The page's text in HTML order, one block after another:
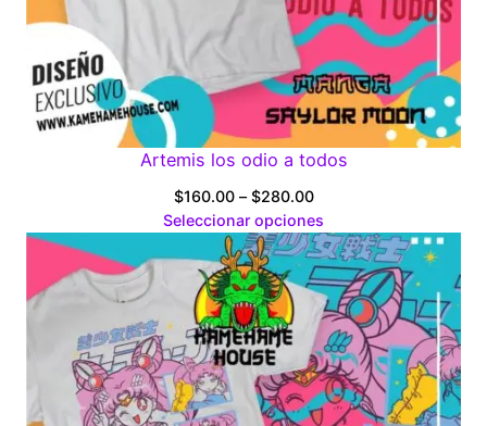
Artemis los odio a todos
$160.00 – $280.00Price
range:
$160.00
through
$280.00
Seleccionar opciones